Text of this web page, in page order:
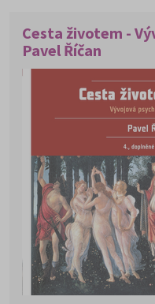
Cesta životem -
Pavel Říčan